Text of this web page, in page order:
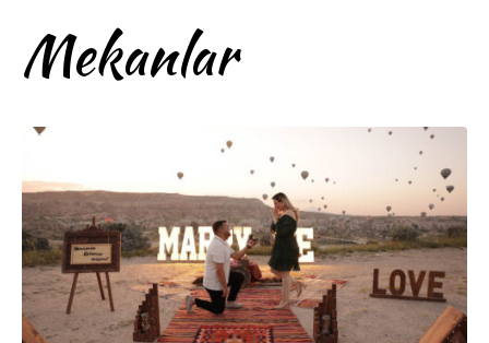
Mekanlar